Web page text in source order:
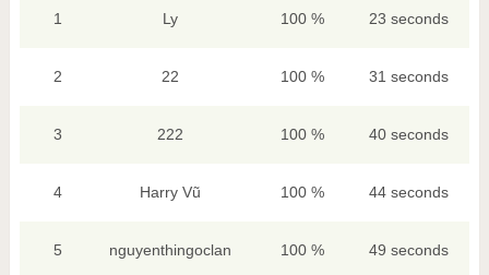
1 Ly 100 % 23 seconds
2 22 100 % 31 seconds
3 222 100 % 40 seconds
4 Harry Vũ 100 % 44 seconds
5 nguyenthingoclan 100 % 49 seconds